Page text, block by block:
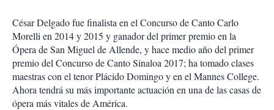
César Delgado fue finalista en el Concurso de Canto Carlo
Morelli en 2014 y 2015 y ganador del primer premio en la
Ópera de San Miguel de Allende, y hace medio año del primer
premio del Concurso de Canto Sinaloa 2017; ha tomado clases
maestras con el tenor Plácido Domingo y en el Mannes College.
Ahora tendrá su más importante actuación en una de las casas de
ópera más vitales de América.